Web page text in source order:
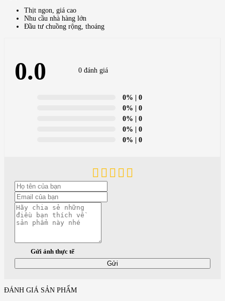
Thịt ngon, giá cao
Nhu cầu nhà hàng lớn
Đầu tư chuồng rộng, thoáng
0.0 0 đánh giá
0% | 0
0% | 0
0% | 0
0% | 0
0% | 0
Gửi ảnh thực tế
Gửi
ĐÁNH GIÁ SẢN PHẨM